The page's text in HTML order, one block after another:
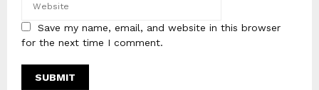
Save my name, email, and website in this browser
for the next time I comment.